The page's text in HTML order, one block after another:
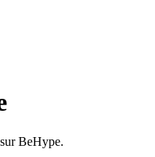
BeHype.